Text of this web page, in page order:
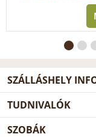
SZÁLLÁSHELY
TUDNIVALÓK
SZOBÁK